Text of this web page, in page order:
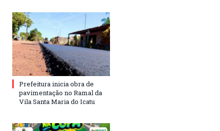
Prefeitura inicia obra de
pavimentação no Ramal da
Vila Santa Maria do Icatu